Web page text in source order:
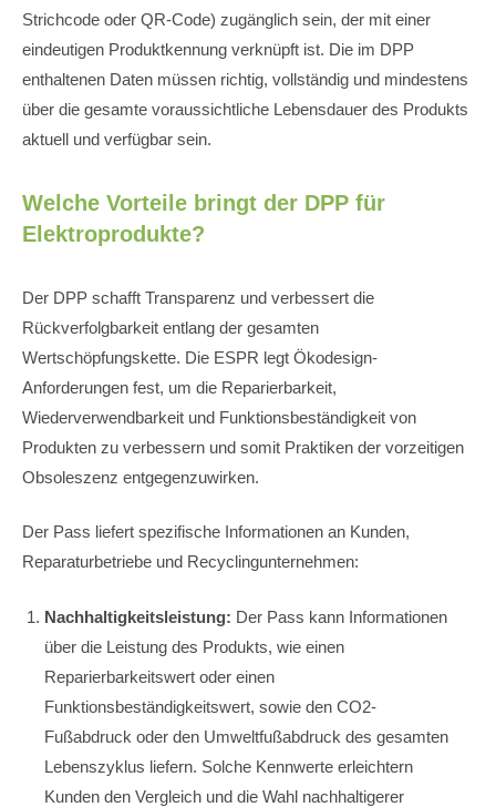
Strichcode oder QR-Code) zugänglich sein, der mit einer
eindeutigen Produktkennung verknüpft ist. Die im DPP
enthaltenen Daten müssen richtig, vollständig und mindestens
über die gesamte voraussichtliche Lebensdauer des Produkts
aktuell und verfügbar sein.
Welche Vorteile bringt der DPP für
Elektroprodukte?
Der DPP schafft Transparenz und verbessert die
Rückverfolgbarkeit entlang der gesamten
Wertschöpfungskette. Die ESPR legt Ökodesign-
Anforderungen fest, um die Reparierbarkeit,
Wiederverwendbarkeit und Funktionsbeständigkeit von
Produkten zu verbessern und somit Praktiken der vorzeitigen
Obsoleszenz entgegenzuwirken.
Der Pass liefert spezifische Informationen an Kunden,
Reparaturbetriebe und Recyclingunternehmen:
Nachhaltigkeitsleistung: Der Pass kann Informationen
über die Leistung des Produkts, wie einen
Reparierbarkeitswert oder einen
Funktionsbeständigkeitswert, sowie den CO2-
Fußabdruck oder den Umweltfußabdruck des gesamten
Lebenszyklus liefern. Solche Kennwerte erleichtern
Kunden den Vergleich und die Wahl nachhaltigerer